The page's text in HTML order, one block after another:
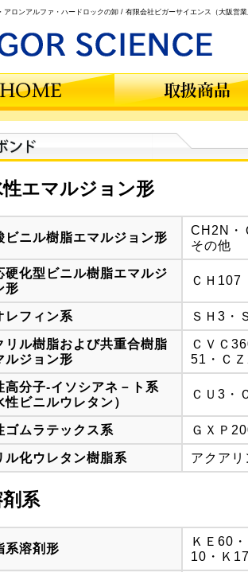
アロンアルファ・ハードロックの卸 / 有限会社ビガーサイエンス（大阪営
エマルジョン形
ビニル樹脂エマルジョン形
CH2N・
その他
硬化型ビニル樹脂エマルジ
形
ＣＨ107
レフィン系 ＳＨ3・
リル樹脂および共重合樹脂
ルジョン形
ＣＶＣ
51・Ｃ
高分子-イソシアネ－ト系
性ビニルウレタン）
ＣＵ3・
ゴムラテックス系 ＧＸＰ
ル化ウレタン樹脂系 アクア
系
系溶剤形
ＫＥ60
10・Ｋ